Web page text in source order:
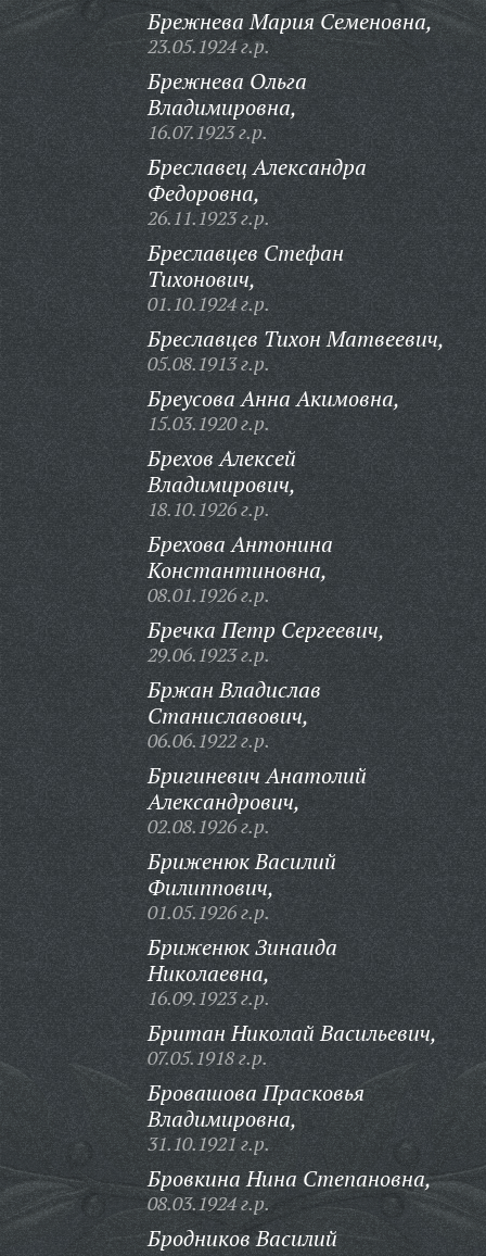
Брежнева Мария Семеновна,
23.05.1924 г.р.
Брежнева Ольга
Владимировна,
16.07.1923 г.р.
Бреславец Александра
Федоровна,
26.11.1923 г.р.
Бреславцев Стефан
Тихонович,
01.10.1924 г.р.
Бреславцев Тихон Матвеевич,
05.08.1913 г.р.
Бреусова Анна Акимовна,
15.03.1920 г.р.
Брехов Алексей
Владимирович,
18.10.1926 г.р.
Брехова Антонина
Константиновна,
08.01.1926 г.р.
Бречка Петр Сергеевич,
29.06.1923 г.р.
Бржан Владислав
Станиславович,
06.06.1922 г.р.
Бригиневич Анатолий
Александрович,
02.08.1926 г.р.
Бриженюк Василий
Филиппович,
01.05.1926 г.р.
Бриженюк Зинаида
Николаевна,
16.09.1923 г.р.
Британ Николай Васильевич,
07.05.1918 г.р.
Бровашова Прасковья
Владимировна,
31.10.1921 г.р.
Бровкина Нина Степановна,
08.03.1924 г.р.
Бродников Василий